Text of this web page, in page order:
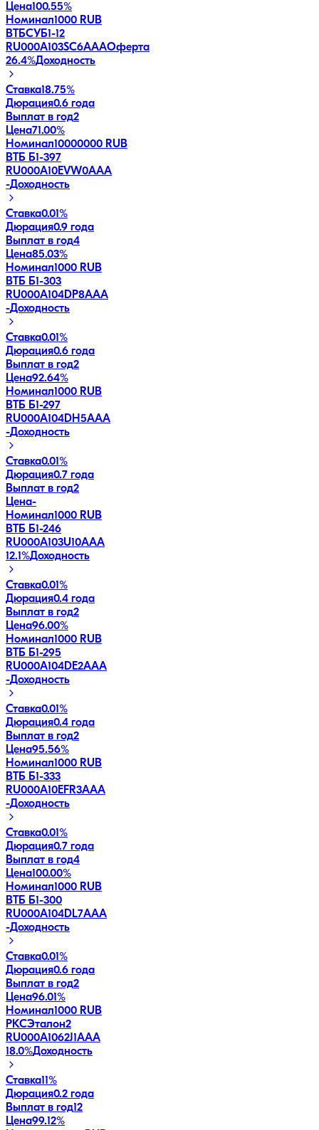
Цена100.55%
Номинал1000 RUB
ВТБСУБ1-12
RU000A103SC6AAAОферта
26.4%Доходность
Ставка18.75%
Дюрация0.6 года
Выплат в год2
Цена71.00%
Номинал10000000 RUB
ВТБ Б1-397
RU000A10EVW0AAA
-Доходность
Ставка0.01%
Дюрация0.9 года
Выплат в год4
Цена85.03%
Номинал1000 RUB
ВТБ Б1-303
RU000A104DP8AAA
-Доходность
Ставка0.01%
Дюрация0.6 года
Выплат в год2
Цена92.64%
Номинал1000 RUB
ВТБ Б1-297
RU000A104DH5AAA
-Доходность
Ставка0.01%
Дюрация0.7 года
Выплат в год2
Цена-
Номинал1000 RUB
ВТБ Б1-246
RU000A103U10AAA
12.1%Доходность
Ставка0.01%
Дюрация0.4 года
Выплат в год2
Цена96.00%
Номинал1000 RUB
ВТБ Б1-295
RU000A104DE2AAA
-Доходность
Ставка0.01%
Дюрация0.4 года
Выплат в год2
Цена95.56%
Номинал1000 RUB
ВТБ Б1-333
RU000A10EFR3AAA
-Доходность
Ставка0.01%
Дюрация0.7 года
Выплат в год4
Цена100.00%
Номинал1000 RUB
ВТБ Б1-300
RU000A104DL7AAA
-Доходность
Ставка0.01%
Дюрация0.6 года
Выплат в год2
Цена96.01%
Номинал1000 RUB
РКСЭталон2
RU000A1062J1AAA
18.0%Доходность
Ставка11%
Дюрация0.2 года
Выплат в год12
Цена99.12%